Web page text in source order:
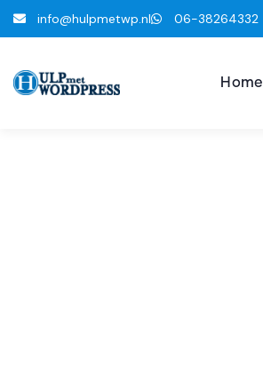
info@hulpmetwp.nl 06-38264332
Home